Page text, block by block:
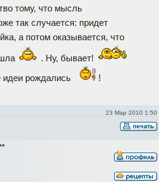
тому, что мысль
так случается: придет
а потом оказывается, что
. Ну, бывает!
идеи рождались
!
23 Мар 2010 1:50